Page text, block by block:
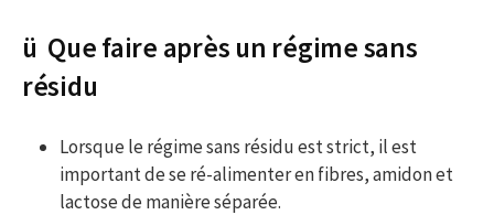
ü Que faire après un régime sans
résidu
Lorsque le régime sans résidu est strict, il est
important de se ré-alimenter en fibres, amidon et
lactose de manière séparée.